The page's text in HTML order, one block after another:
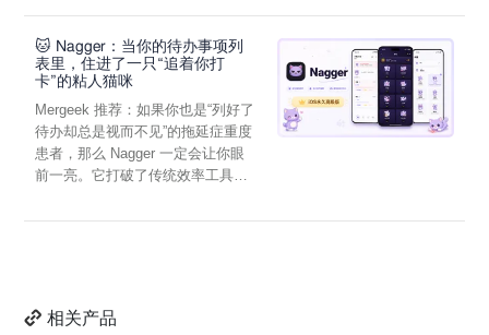
🐱 Nagger：当你的待办事项列
表里，住进了一只“追着你打
卡”的粘人猫咪
Mergeek 推荐：如果你也是“列好了
待办却总是视而不见”的拖延症重度
患者，那么 Nagger 一定会让你眼
前一亮。它打破了传统效率工具冰
相关产品